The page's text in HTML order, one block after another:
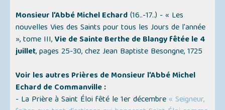
Monsieur l’Abbé Michel Echard(16..-17..) -« Les
nouvelles Vies des Saints pour tous les Jours de l'année
», tome III,Vie de Sainte Berthe de Blangy fêtée le 4
juillet, pages 25-30, chez Jean Baptiste Besongne, 1725
Voir les autres Prières de Monsieur l’Abbé Michel
Echard de Commanville :
- La Prière à Saint Éloi fêté le 1er décembre « Seigneur,